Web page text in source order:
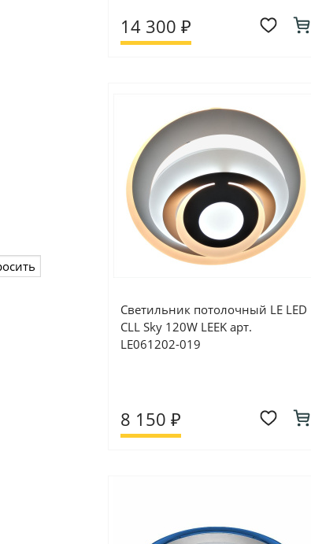
14 300 ₽
Светильник потолочный LE LED
CLL Sky 120W LEEK арт.
LE061202-019
8 150 ₽